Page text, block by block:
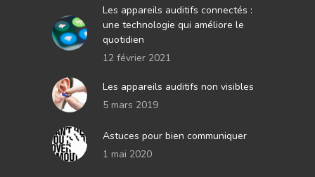
Les appareils auditifs connectés :
une technologie qui améliore le
quotidien
12 février 2021
Les appareils auditifs non visibles
5 mars 2019
Astuces pour bien communiquer
1 mai 2020